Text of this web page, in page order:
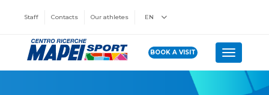
Staff Contacts Our athletes EN
BOOK A VISIT Toggle